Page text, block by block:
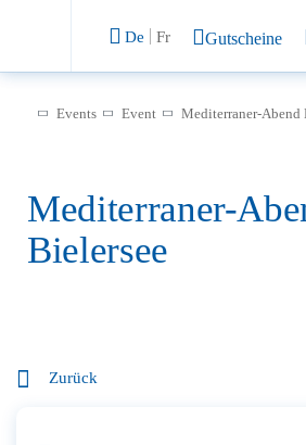
De Fr Gutscheine
Events Event Mediterraner-Abend
Mediterraner-
Bielersee
Zurück